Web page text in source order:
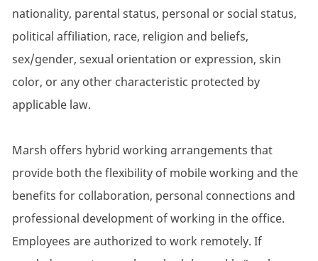
nationality, parental status, personal or social status,
political affiliation, race, religion and beliefs,
sex/gender, sexual orientation or expression, skin
color, or any other characteristic protected by
applicable law.
Marsh offers hybrid working arrangements that
provide both the flexibility of mobile working and the
benefits for collaboration, personal connections and
professional development of working in the office.
Employees are authorized to work remotely. If